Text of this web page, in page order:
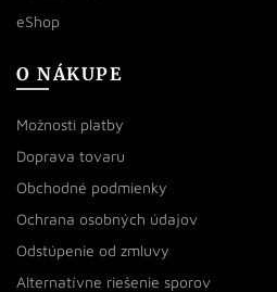
eShop
O NÁKUPE
Možnosti platby
Doprava tovaru
Obchodné podmienky
Ochrana osobných údajov
Odstúpenie od zmluvy
Alternatívne riešenie sporov